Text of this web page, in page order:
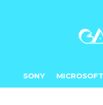
SONY MICROSOFT